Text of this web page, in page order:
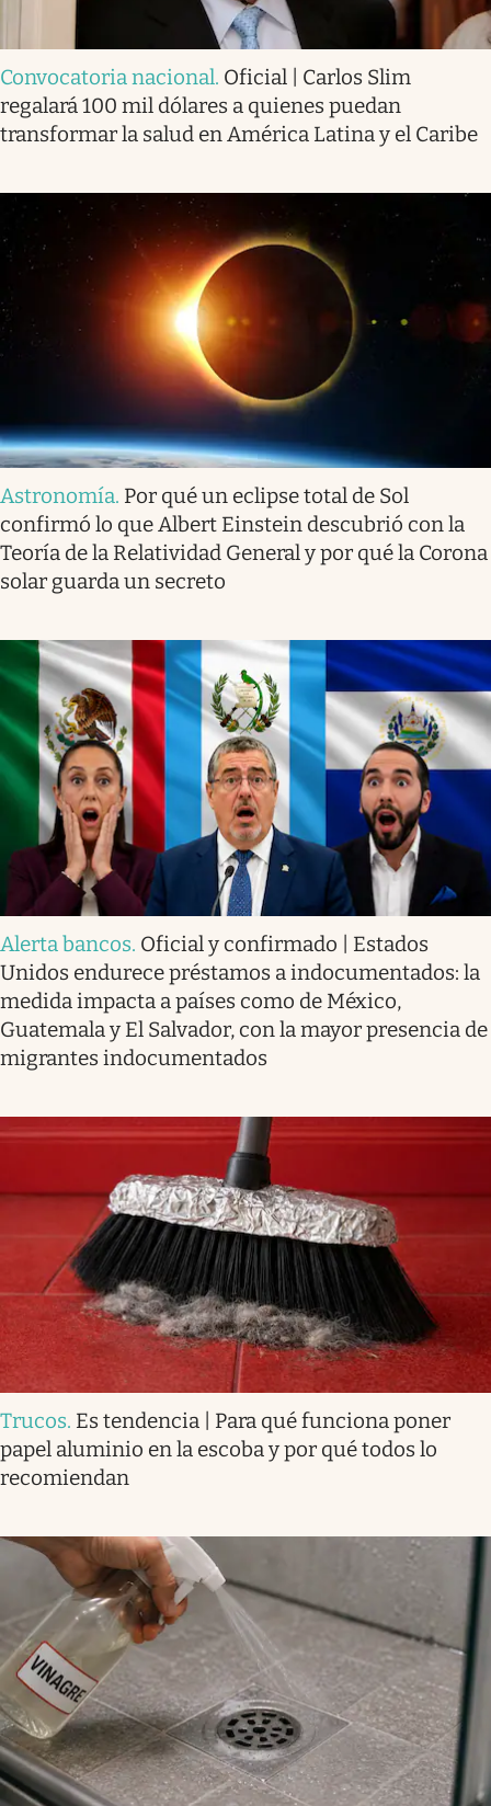
Convocatoria nacional. Oficial | Carlos Slim
regalará 100 mil dólares a quienes puedan
transformar la salud en América Latina y el Caribe
Astronomía. Por qué un eclipse total de Sol
confirmó lo que Albert Einstein descubrió con la
Teoría de la Relatividad General y por qué la Corona
solar guarda un secreto
Alerta bancos. Oficial y confirmado | Estados
Unidos endurece préstamos a indocumentados: la
medida impacta a países como de México,
Guatemala y El Salvador, con la mayor presencia de
migrantes indocumentados
Trucos. Es tendencia | Para qué funciona poner
papel aluminio en la escoba y por qué todos lo
recomiendan